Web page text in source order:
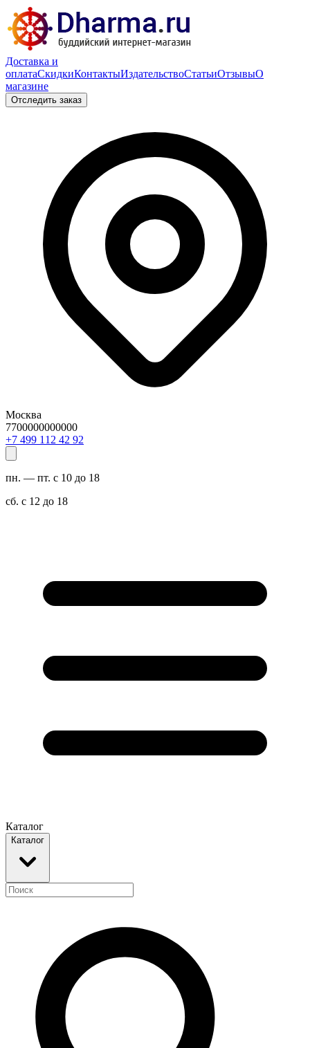
Доставка и
оплатаСкидкиКонтактыИздательствоСтатьиОтзывыО
магазине
Отследить заказ
Москва
7700000000000
29 24 211 994 7+
пн. — пт. с 10 до 18
сб. с 12 до 18
Каталог
Каталог